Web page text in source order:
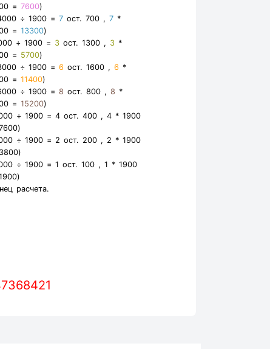
= 7600)
÷ 1900 = 7ост. 700 , 7*
= 13300)
÷ 1900 = 3ост. 1300 , 3*
= 5700)
÷ 1900 = 6 ост. 1600 , 6 *
= 11400)
÷ 1900 = 8 ост. 800 , 8 *
= 15200)
÷ 1900 = 4ост. 400 , 4* 1900
)
÷ 1900 = 2 ост. 200 , 2 * 1900
3800)
÷ 1900 = 1 ост. 100 , 1 * 1900
)
расчета.